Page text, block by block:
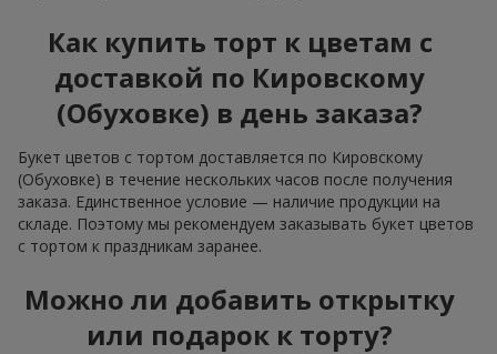
Как купить торт к цветам с
доставкой по Кировскому
(Обуховке) в день заказа?
Букет цветов с тортом доставляется по Кировскому
(Обуховке) в течение нескольких часов после получения
заказа. Единственное условие — наличие продукции на
складе. Поэтому мы рекомендуем заказывать букет цветов
с тортом к праздникам заранее.
Можно ли добавить открытку
или подарок к торту?